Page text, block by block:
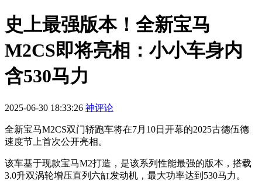
史上最强版本！全新宝马
M2CS即将亮相：小小车身内
含530马力
2025-06-30 18:33:26 神评论
全新宝马M2CS双门轿跑车将在7月10日开幕的2025古德伍德
速度节上首次公开亮相。
该车基于现款宝马M2打造，是该系列性能最强的版本，搭载
3.0升双涡轮增压直列六缸发动机，最大功率达到530马力。